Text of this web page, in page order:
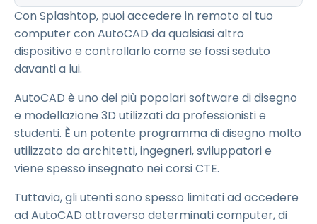
Con Splashtop, puoi accedere in remoto al tuo
computer con AutoCAD da qualsiasi altro
dispositivo e controllarlo come se fossi seduto
davanti a lui.
AutoCAD è uno dei più popolari software di disegno
e modellazione 3D utilizzati da professionisti e
studenti. È un potente programma di disegno molto
utilizzato da architetti, ingegneri, sviluppatori e
viene spesso insegnato nei corsi CTE.
Tuttavia, gli utenti sono spesso limitati ad accedere
ad AutoCAD attraverso determinati computer, di